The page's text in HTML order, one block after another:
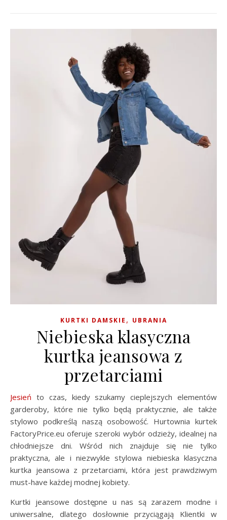
KURTKI DAMSKIE , UBRANIA
Niebieska klasyczna
kurtka jeansowa z
przetarciami
Jesień to czas, kiedy szukamy cieplejszych elementów
garderoby, które nie tylko będą praktycznie, ale także
stylowo podkreślą naszą osobowość. Hurtownia kurtek
FactoryPrice.eu oferuje szeroki wybór odzieży, idealnej na
chłodniejsze dni. Wśród nich znajduje się nie tylko
praktyczna, ale i niezwykle stylowa niebieska klasyczna
kurtka jeansowa z przetarciami, która jest prawdziwym
must-have każdej modnej kobiety.
Kurtki jeansowe dostępne u nas są zarazem modne i
uniwersalne, dlatego dosłownie przyciągają Klientki w